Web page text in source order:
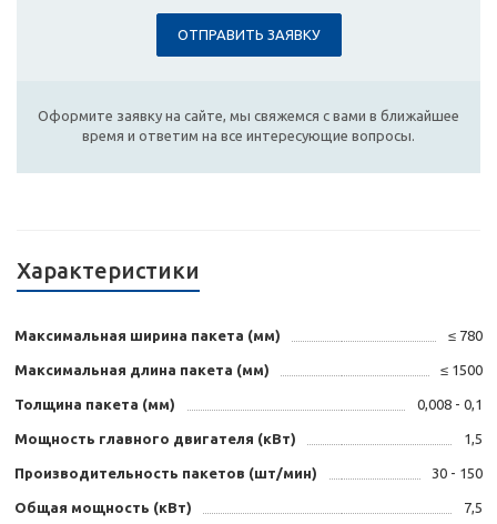
ОТПРАВИТЬ ЗАЯВКУ
Оформите заявку на сайте, мы свяжемся с вами в ближайшее
время и ответим на все интересующие вопросы.
Характеристики
Максимальная ширина пакета (мм) ≤ 780
Максимальная длина пакета (мм) ≤ 1500
Толщина пакета (мм) 0,008 - 0,1
Мощность главного двигателя (кВт) 1,5
Производительность пакетов (шт/мин) 30 - 150
Общая мощность (кВт) 7,5